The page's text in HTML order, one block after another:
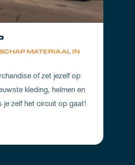
MATERIAAL IN
of zet jezelf op
kleding, helmen en
je zelf het circuit op gaat!